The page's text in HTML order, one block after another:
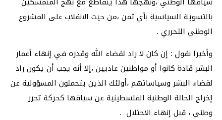
بالتسوية السياسية بأي ثمن ،من حيث الانقلاب على المشروع
الوطني التحرري .
وأخيرا نقول : إن كان لا راد لقضاء الله وقدره في إنهاء أعمار
البشر قادة كانوا أو مواطنين عاديين ،إلا أنه يجب أن يكون راد
لقضاء البشر وسياساتهم ،أولئك الذين يتحملون المسؤولية عن
إخراج الحالة الوطنية الفلسطينية عن سياقها كحركة تحرر
وطني ، قبل إنهاء الاحتلال .